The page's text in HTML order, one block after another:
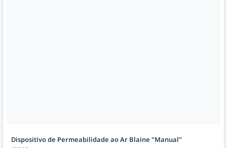
Dispositivo de Permeabilidade ao Ar Blaine "Manual"